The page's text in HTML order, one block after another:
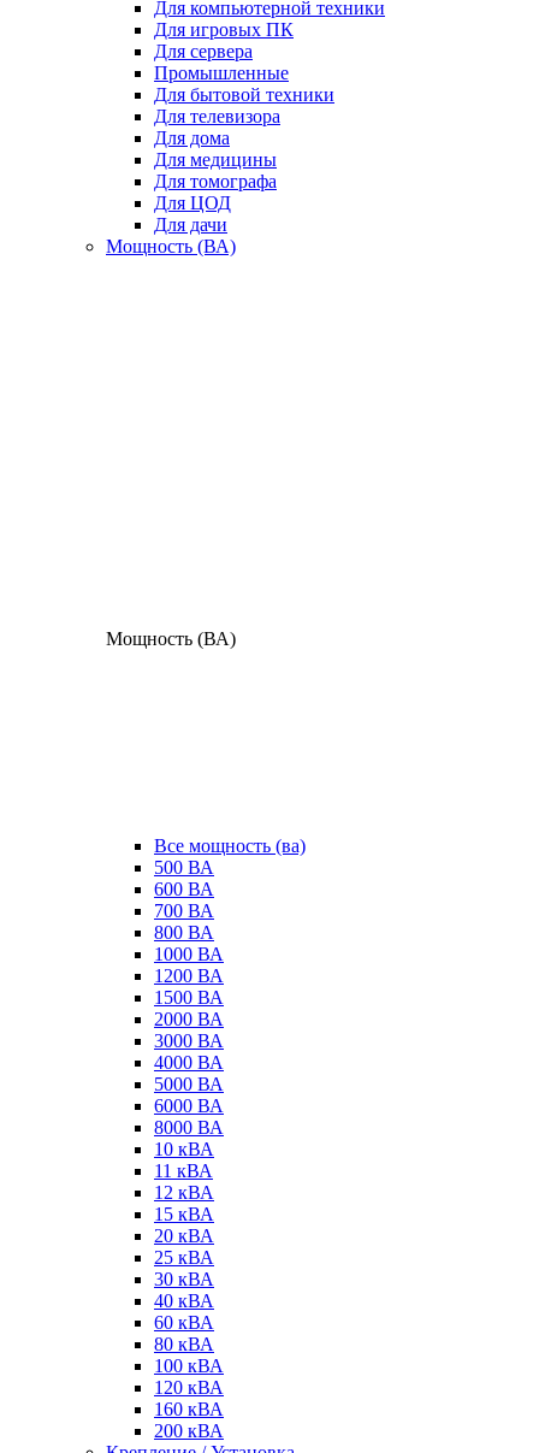
Для компьютерной техники
Для игровых ПК
Для сервера
Промышленные
Для бытовой техники
Для телевизора
Для дома
Для медицины
Для томографа
Для ЦОД
Для дачи
Мощность (ВА)
Мощность (ВА)
Все мощность (ва)
500 ВА
600 ВА
700 ВА
800 ВА
1000 ВА
1200 ВА
1500 ВА
2000 ВА
3000 ВА
4000 ВА
5000 ВА
6000 ВА
8000 ВА
10 кВА
11 кВА
12 кВА
15 кВА
20 кВА
25 кВА
30 кВА
40 кВА
60 кВА
80 кВА
100 кВА
120 кВА
160 кВА
200 кВА